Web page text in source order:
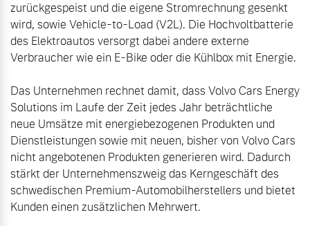
zurückgespeist und die eigene Stromrechnung gesenkt
wird, sowie Vehicle-to-Load (V2L). Die Hochvoltbatterie
des Elektroautos versorgt dabei andere externe
Verbraucher wie ein E-Bike oder die Kühlbox mit Energie.
Das Unternehmen rechnet damit, dass Volvo Cars Energy
Solutions im Laufe der Zeit jedes Jahr beträchtliche
neue Umsätze mit energiebezogenen Produkten und
Dienstleistungen sowie mit neuen, bisher von Volvo Cars
nicht angebotenen Produkten generieren wird. Dadurch
stärkt der Unternehmenszweig das Kerngeschäft des
schwedischen Premium-Automobilherstellers und bietet
Kunden einen zusätzlichen Mehrwert.